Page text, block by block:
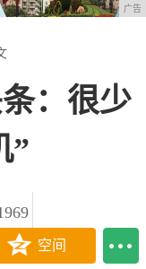
广告
：很少
”
空间